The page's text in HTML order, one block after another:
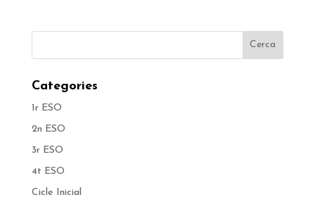
Categories
1r ESO
2n ESO
3r ESO
4t ESO
Cicle Inicial